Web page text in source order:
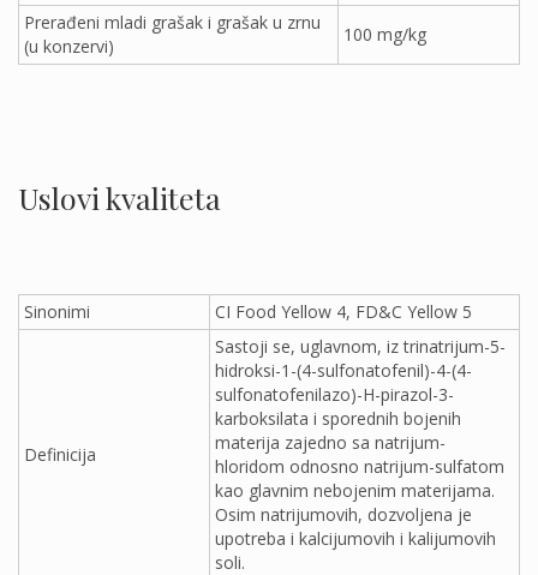
Prerađeni mladi grašak i grašak u zrnu
(u konzervi)
100 mg/kg
Uslovi kvaliteta
Sinonimi CI Food Yellow 4, FD&C Yellow 5
Definicija
Sastoji se, uglavnom, iz trinatrijum-5-
hidroksi-1-(4-sulfonatofenil)-4-(4-
sulfonatofenilazo)-H-pirazol-3-
karboksilata i sporednih bojenih
materija zajedno sa natrijum-
hloridom odnosno natrijum-sulfatom
kao glavnim nebojenim materijama.
Osim natrijumovih, dozvoljena je
upotreba i kalcijumovih i kalijumovih
soli.